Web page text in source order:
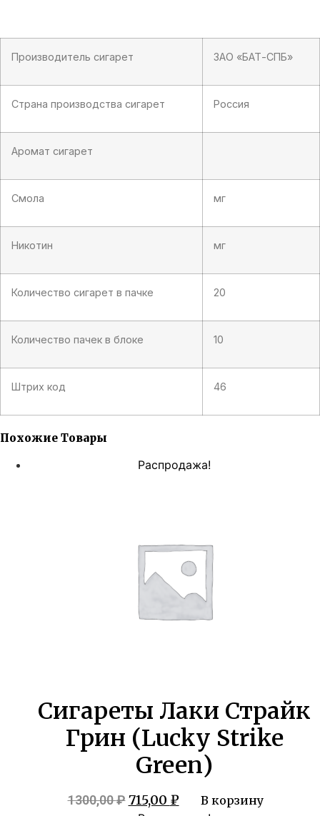
Производитель сигарет ЗАО «БАТ-СПБ»
Страна производства сигарет Россия
Аромат сигарет
Смола мг
Никотин мг
Количество сигарет в пачке 20
Количество пачек в блоке 10
Штрих код 46
Похожие Товары
Распродажа!
Сигареты Лаки Страйк
Грин (Lucky Strike
Green)
1300,00₽ Первоначальная
715,00 ₽Текущая
В корзину